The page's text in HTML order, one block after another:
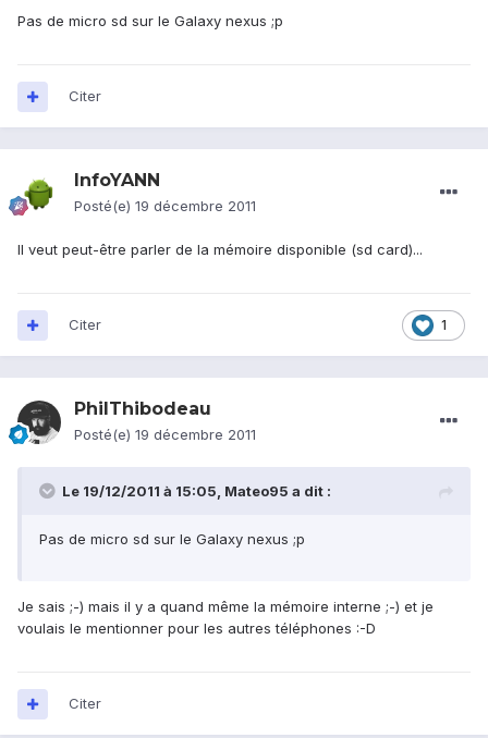
Pas de micro sd sur le Galaxy nexus ;p
Citer
InfoYANN
Posté(e) 19 décembre 2011
Il veut peut-être parler de la mémoire disponible (sd card)...
1
Citer
PhilThibodeau
Posté(e) 19 décembre 2011
Le 19/12/2011 à 15:05, Mateo95 a dit :
Pas de micro sd sur le Galaxy nexus ;p
Je sais ;-) mais il y a quand même la mémoire interne ;-) et je
voulais le mentionner pour les autres téléphones :-D
Citer